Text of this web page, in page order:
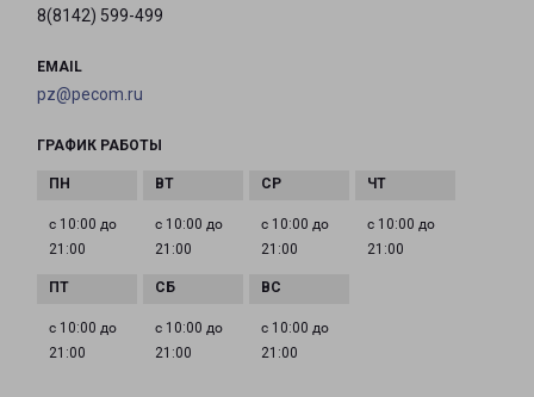
8(8142) 599-499
EMAIL
pz@pecom.ru
ГРАФИК РАБОТЫ
с 10:00 до
21:00
с 10:00 до
21:00
с 10:00 до
21:00
с 10:00 до
21:00
с 10:00 до
21:00
с 10:00 до
21:00
с 10:00 до
21:00